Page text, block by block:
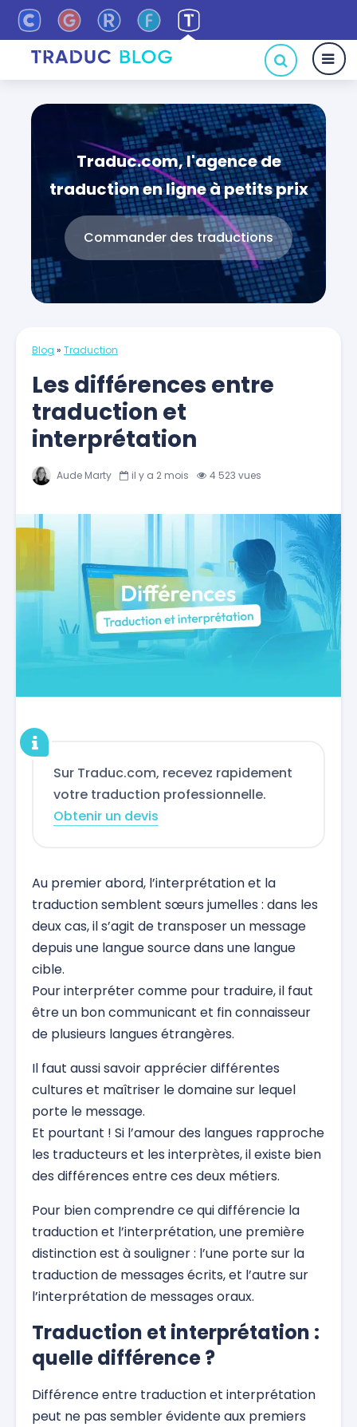
Traduc.com, l'agence de
traduction en ligne à petits prix
Commander des traductions
Blog » Traduction
Les différences entre
traduction et
interprétation
Aude Marty il y a 2 mois 4 523 vues
Sur Traduc.com, recevez rapidement
votre traduction professionnelle.
Obtenir un devis
Au premier abord, l’interprétation et la
traduction semblent sœurs jumelles : dans les
deux cas, il s’agit de transposer un message
depuis une langue source dans une langue
cible.
Pour interpréter comme pour traduire, il faut
être un bon communicant et fin connaisseur
de plusieurs langues étrangères.
Il faut aussi savoir apprécier différentes
cultures et maîtriser le domaine sur lequel
porte le message.
Et pourtant ! Si l’amour des langues rapproche
les traducteurs et les interprètes, il existe bien
des différences entre ces deux métiers.
Pour bien comprendre ce qui différencie la
traduction et l’interprétation, une première
distinction est à souligner : l’une porte sur la
traduction de messages écrits, et l’autre sur
l’interprétation de messages oraux.
Traduction et interprétation :
quelle différence ?
Différence entre traduction et interprétation
peut ne pas sembler évidente aux premiers